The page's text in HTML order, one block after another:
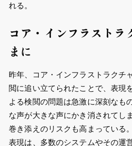
れる。
コア・インフラストラ
まに
昨年、コア・インフラストラクチ
閲に追い立てられたことで、表現
よる検閲の問題は急激に深刻なも
な声が大きな声にかき消されてし
巻き添えのリスクも高まっている
表現は、多数のシステムやその運